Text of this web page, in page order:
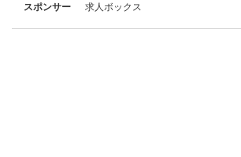
スポンサー
求人ボックス